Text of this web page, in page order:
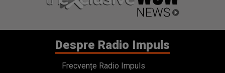
Despre Radio Impuls
Frecvențe Radio Impuls